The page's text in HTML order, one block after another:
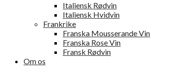
Italiensk Rødvin
Italiensk Hvidvin
Frankrike
Franska Mousserande Vin
Franska Rose Vin
Fransk Rødvin
Om os